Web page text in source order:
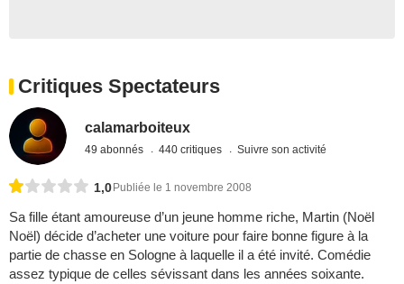
Critiques Spectateurs
calamarboiteux
49 abonnés 440 critiques Suivre son activité
1,0 Publiée le 1 novembre 2008
Sa fille étant amoureuse d’un jeune homme riche, Martin (Noël
Noël) décide d’acheter une voiture pour faire bonne figure à la
partie de chasse en Sologne à laquelle il a été invité. Comédie
assez typique de celles sévissant dans les années soixante.